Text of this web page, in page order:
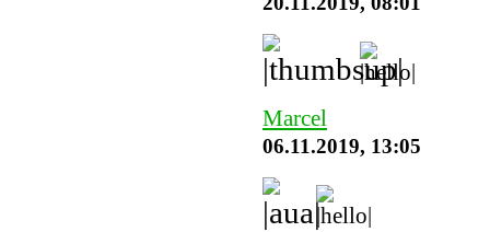
Marcel
06.11.2019, 13:05